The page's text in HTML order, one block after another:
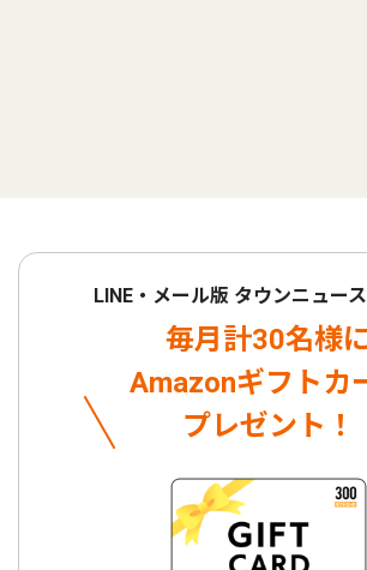
LINE・メール版 タウンニュー
毎月計30名様
Amazonギフトカ
プレゼント！